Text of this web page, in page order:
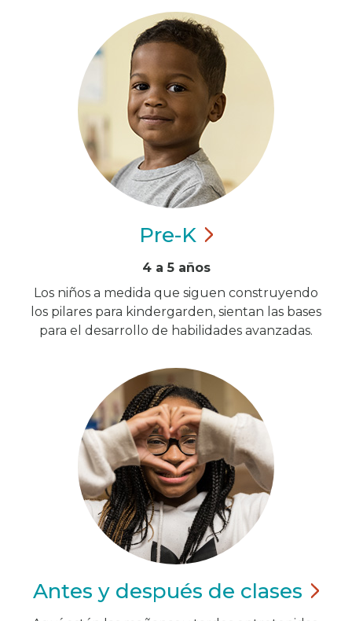
Pre-K
4 a 5 años
Los niños a medida que siguen construyendo
los pilares para kindergarden, sientan las bases
para el desarrollo de habilidades avanzadas.
Antes y después de clases